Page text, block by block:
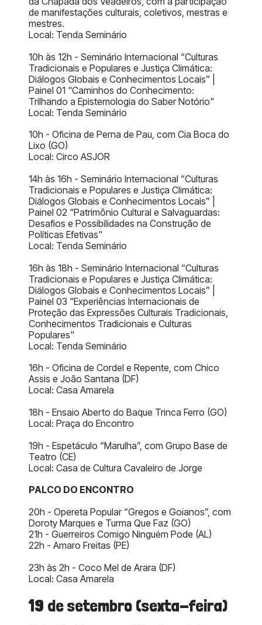
de manifestações culturais, coletivos, mestras e
mestres.
Local: Tenda Seminário
10h às 12h - Seminário Internacional “Culturas
Tradicionais e Populares e Justiça Climática:
Diálogos Globais e Conhecimentos Locais” |
Painel 01 "Caminhos do Conhecimento:
Trilhando a Epistemologia do Saber Notório"
Local: Tenda Seminário
10h - Oficina de Perna de Pau, com Cia Boca do
Lixo (GO)
Local: Circo ASJOR
14h às 16h - Seminário Internacional “Culturas
Tradicionais e Populares e Justiça Climática:
Diálogos Globais e Conhecimentos Locais” |
Painel 02 "Patrimônio Cultural e Salvaguardas:
Desafios e Possibilidades na Construção de
Políticas Efetivas"
Local: Tenda Seminário
16h às 18h - Seminário Internacional “Culturas
Tradicionais e Populares e Justiça Climática:
Diálogos Globais e Conhecimentos Locais” |
Painel 03 "Experiências Internacionais de
Proteção das Expressões Culturais Tradicionais,
Conhecimentos Tradicionais e Culturas
Populares"
Local: Tenda Seminário
16h - Oficina de Cordel e Repente, com Chico
Assis e João Santana (DF)
Local: Casa Amarela
18h - Ensaio Aberto do Baque Trinca Ferro (GO)
Local: Praça do Encontro
19h - Espetáculo “Marulha”, com Grupo Base de
Teatro (CE)
Local: Casa de Cultura Cavaleiro de Jorge
PALCO DO ENCONTRO
20h - Opereta Popular “Gregos e Goianos”, com
Doroty Marques e Turma Que Faz (GO)
21h - Guerreiros Comigo Ninguém Pode (AL)
22h - Amaro Freitas (PE)
23h às 2h - Coco Mel de Arara (DF)
Local: Casa Amarela
19 de setembro (sexta-feira)